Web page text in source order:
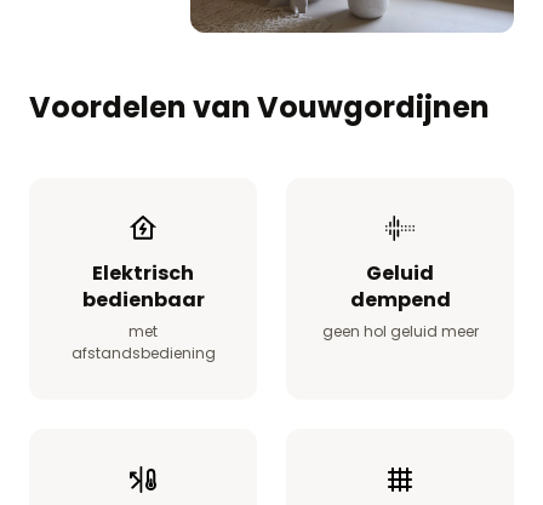
Voordelen van Vouwgordijnen
Elektrisch
bedienbaar
met
afstandsbediening
Geluid
dempend
geen hol geluid meer